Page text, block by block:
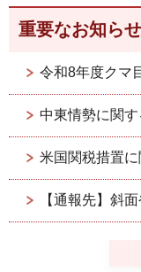
重要なお知らせ
令和8年度クマ
中東情勢に関す
米国関税措置
【通報先】斜